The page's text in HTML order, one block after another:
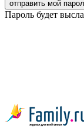
Пароль будет